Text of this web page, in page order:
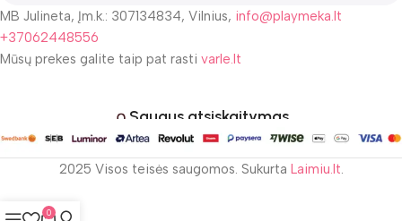
MB Julineta, Įm.k.: 307134834, Vilnius, info@playmeka.lt
+37062448556
Mūsų prekes galite taip pat rasti varle.lt
Saugus atsiskaitymas
2025 Visos teisės saugomos. Sukurta Laimiu.lt.
0